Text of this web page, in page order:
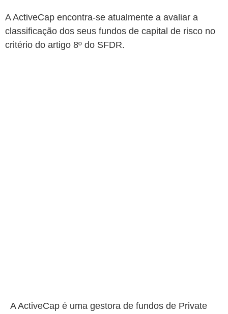
A ActiveCap encontra-se atualmente a avaliar a
classificação dos seus fundos de capital de risco no
critério do artigo 8º do SFDR.
A ActiveCap é uma gestora de fundos de Private